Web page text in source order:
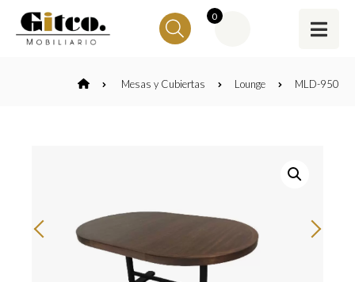
0
Mesas y Cubiertas Lounge MLD-950